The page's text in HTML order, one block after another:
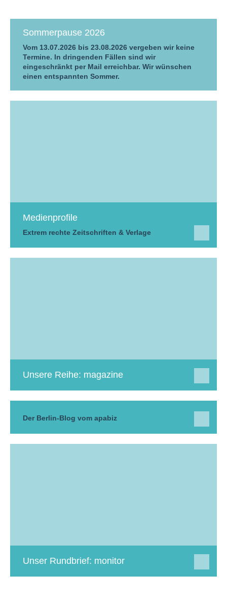
Sommerpause 2026
Vom 13.07.2026 bis 23.08.2026 vergeben wir keine
Termine. In dringenden Fällen sind wir
eingeschränkt per Mail erreichbar. Wir wünschen
einen entspannten Sommer.
Medienprofile
Extrem rechte Zeitschriften & Verlage
Unsere Reihe: magazine
Der Berlin-Blog vom apabiz
Unser Rundbrief: monitor